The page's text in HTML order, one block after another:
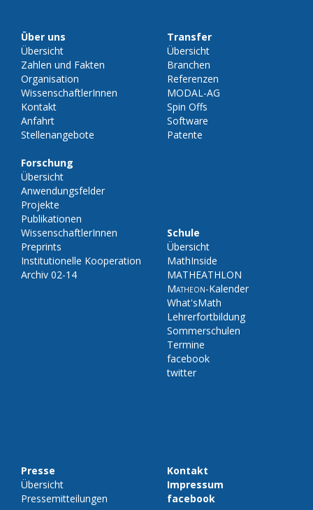
Über uns
Übersicht
Zahlen und Fakten
Organisation
WissenschaftlerInnen
Kontakt
Anfahrt
Stellenangebote
Forschung
Übersicht
Anwendungsfelder
Projekte
Publikationen
WissenschaftlerInnen
Preprints
Institutionelle Kooperation
Archiv 02-14
Transfer
Übersicht
Branchen
Referenzen
MODAL-AG
Spin Offs
Software
Patente
Schule
Übersicht
MathInside
MATHEATHLON
Matheon-Kalender
What'sMath
Lehrerfortbildung
Sommerschulen
Termine
facebook
twitter
Presse
Übersicht
Pressemitteilungen
Kontakt
Impressum
facebook